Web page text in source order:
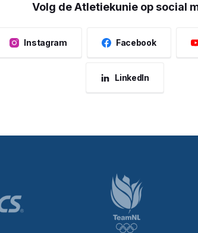
Volg de Atletiekunie op social
Instagram Facebook
LinkedIn